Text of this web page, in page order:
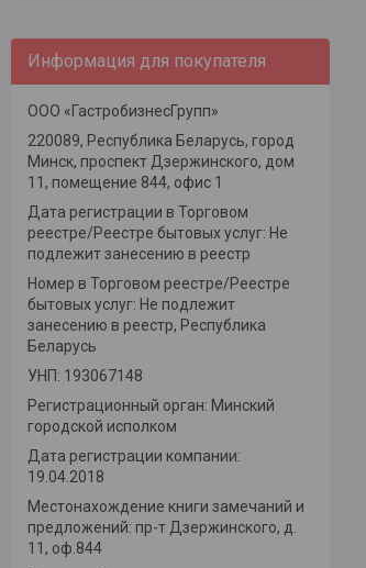
Информация для покупателя
ООО «ГастробизнесГрупп»
220089, Республика Беларусь, город
Минск, проспект Дзержинского, дом
11, помещение 844, офис 1
Дата регистрации в Торговом
реестре/Реестре бытовых услуг: Не
подлежит занесению в реестр
Номер в Торговом реестре/Реестре
бытовых услуг: Не подлежит
занесению в реестр, Республика
Беларусь
УНП: 193067148
Регистрационный орган: Минский
городской исполком
Дата регистрации компании:
19.04.2018
Местонахождение книги замечаний и
предложений: пр-т Дзержинского, д.
11, оф.844